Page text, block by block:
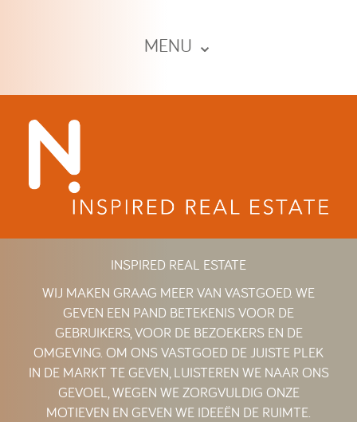
MENU ⌄
INSPIRED REAL ESTATE
WIJ MAKEN GRAAG MEER VAN VASTGOED. WE
GEVEN EEN PAND BETEKENIS VOOR DE
GEBRUIKERS, VOOR DE BEZOEKERS EN DE
OMGEVING. OM ONS VASTGOED DE JUISTE PLEK
IN DE MARKT TE GEVEN, LUISTEREN WE NAAR ONS
GEVOEL, WEGEN WE ZORGVULDIG ONZE
MOTIEVEN EN GEVEN WE IDEEËN DE RUIMTE.